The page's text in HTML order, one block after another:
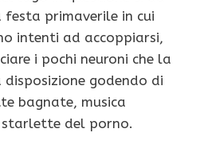
festa primaverile in cui
intenti ad accoppiarsi,
i pochi neuroni che la
godendo di
bagnate, musica
starlette del porno.